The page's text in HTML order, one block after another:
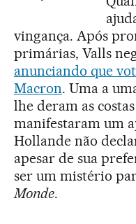
vingança. Após
primárias, Valls
anunciando que
Macron. Uma a
lhe deram as
manifestaram um
Hollande não
apesar de sua
ser um mistério
Monde.